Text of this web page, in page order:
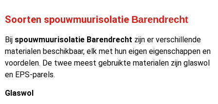
Soorten spouwmuurisolatie Barendrecht
Bij spouwmuurisolatie Barendrecht zijn er verschillende
materialen beschikbaar, elk met hun eigen eigenschappen en
voordelen. De twee meest gebruikte materialen zijn glaswol
en EPS-parels.
Glaswol